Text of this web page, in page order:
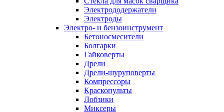
Электрододержатели
Электроды
Электро- и бензоинструмент
Бетоносмесители
Болгарки
Гайковерты
Дрели
Дрели-шуруповерты
Компрессоры
Краскопульты
Лобзики
Миксеры